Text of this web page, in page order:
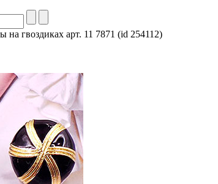
на гвоздиках арт. 11 7871 (id 254112)